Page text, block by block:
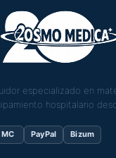
especializado en
hospitalario
MC PayPal Bizum